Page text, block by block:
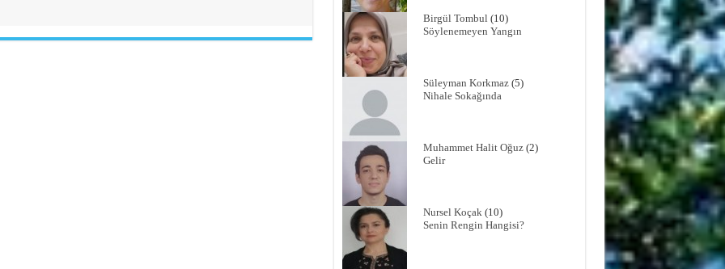
Birgül Tombul(10)
Söylenemeyen Yangın
Süleyman Korkmaz(5)
Nihale Sokağında
Muhammet Halit Oğuz(2)
Gelir
Nursel Koçak(10)
Senin Rengin Hangisi?